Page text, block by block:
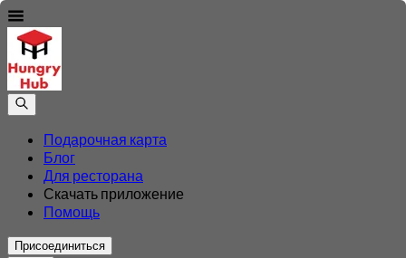
Подарочная карта
Блог
Для ресторана
Скачать приложение
Помощь
Присоединиться